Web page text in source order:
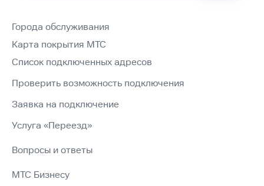
Города обслуживания
Карта покрытия МТС
Список подключенных адресов
Проверить возможность подключения
Заявка на подключение
Услуга «Переезд»
Вопросы и ответы
МТС Бизнесу